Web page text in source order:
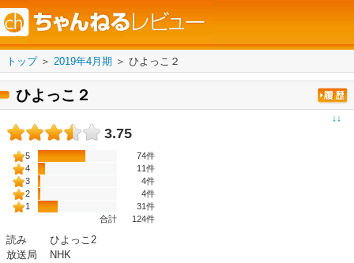
トップ＞ 2019年4月期 ＞ ひよっこ２
ひよっこ２
↓↓
3.75
5
74件
4
11件
3
4件
2
4件
1
31件
合計
124件
読み
ひよっこ2
放送局
NHK